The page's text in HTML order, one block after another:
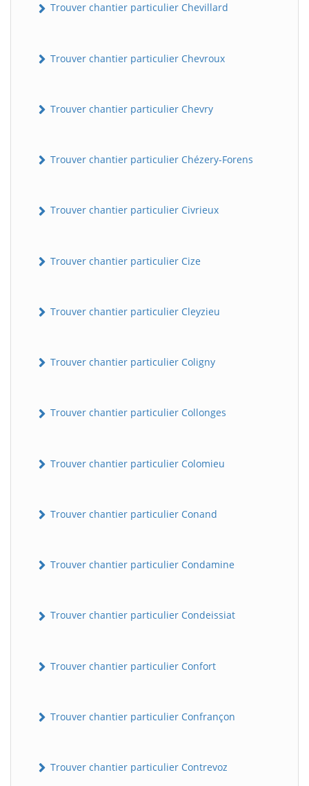
Trouver chantier particulier Chevillard
Trouver chantier particulier Chevroux
Trouver chantier particulier Chevry
Trouver chantier particulier Chézery-Forens
Trouver chantier particulier Civrieux
Trouver chantier particulier Cize
Trouver chantier particulier Cleyzieu
Trouver chantier particulier Coligny
Trouver chantier particulier Collonges
Trouver chantier particulier Colomieu
Trouver chantier particulier Conand
Trouver chantier particulier Condamine
Trouver chantier particulier Condeissiat
Trouver chantier particulier Confort
Trouver chantier particulier Confrançon
Trouver chantier particulier Contrevoz